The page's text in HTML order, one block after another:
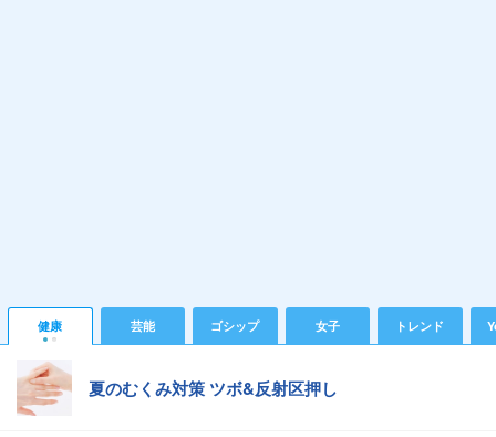
健康 芸能 ゴシップ 女子 トレンド
夏のむくみ対策 ツボ&反射区押し